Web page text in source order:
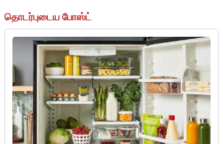
தொடர்புடைய போஸ்ட்